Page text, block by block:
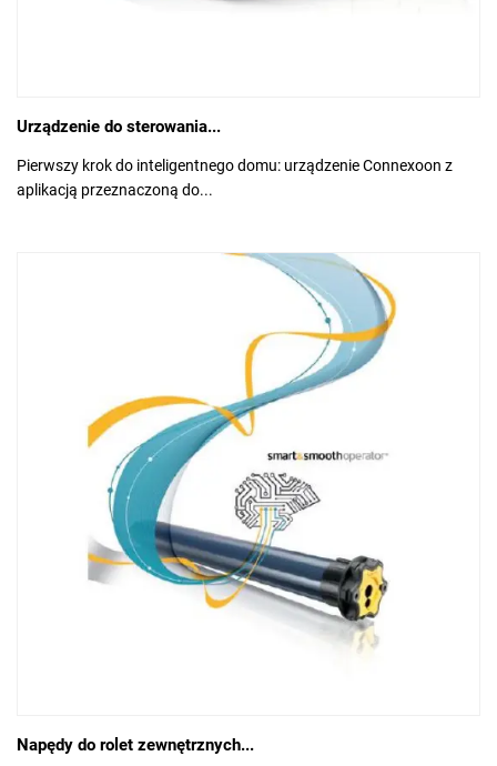
Urządzenie do sterowania...
Pierwszy krok do inteligentnego domu: urządzenie Connexoon z
aplikacją przeznaczoną do...
Napędy do rolet zewnętrznych...